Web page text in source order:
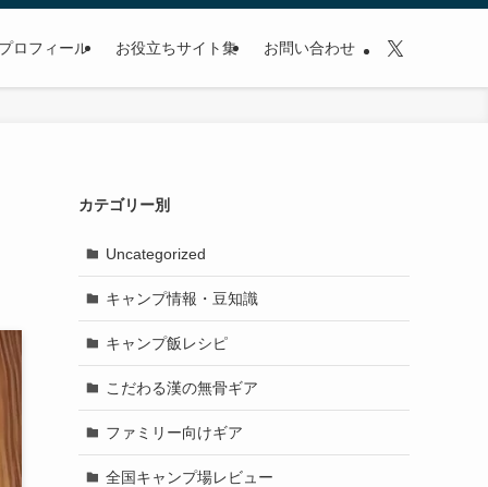
ロフィール お役立ちサイト集 お問い合わせ
カテゴリー別
Uncategorized
キャンプ情報・豆知識
キャンプ飯レシピ
こだわる漢の無骨ギア
ファミリー向けギア
全国キャンプ場レビュー